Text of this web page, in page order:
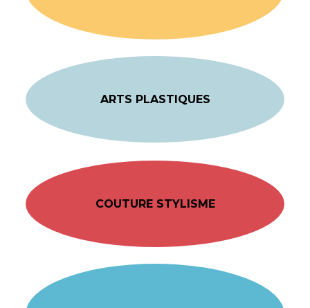
ARTS PLASTIQUES
COUTURE STYLISME